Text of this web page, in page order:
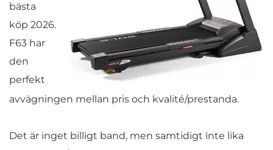
bästa
köp 2026.
F63 har
den
perfekt
avvägningen mellan pris och kvalité/prestanda.
Det är inget billigt band, men samtidigt inte lika